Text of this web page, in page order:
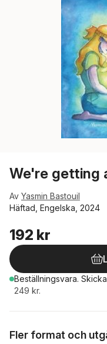
We're getting
Av Yasmin Bastouil
Häftad, Engelska, 2024
192 kr
Beställningsvara.
249 kr.
Fler format och